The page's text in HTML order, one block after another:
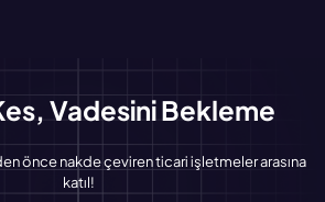
Vadesini Bekleme
önce nakde çeviren ticari işletmeler arasına
katıl!